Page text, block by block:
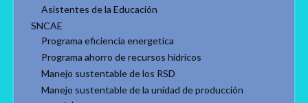
Asistentes de la Educación
SNCAE
Programa eficiencia energetica
Programa ahorro de recursos hídricos
Manejo sustentable de los RSD
Manejo sustentable de la unidad de producción